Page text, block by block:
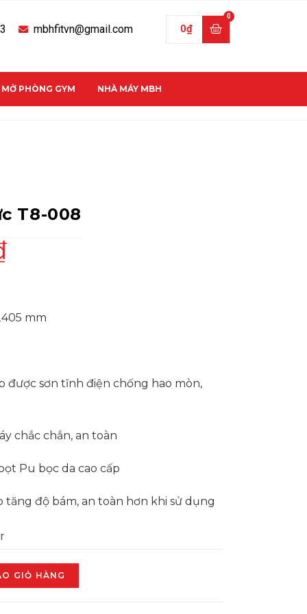
mbhfitvn@gmail.com 0₫
PHÒNG GYM NHÀ MÁY MBH
T8-008
mm
được sơn tĩnh điện chống hao mòn,
chắc chắn, an toàn
Pu bọc da cao cấp
tăng độ bám, an toàn hơn khi sử dụng
GIỎ HÀNG